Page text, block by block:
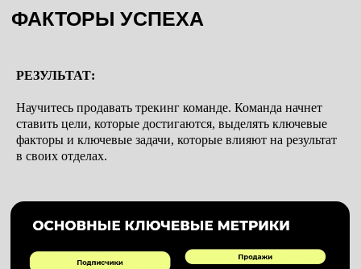
РЕЗУЛЬТАТ:
Научитесь продавать трекинг команде. Команда начнет
ставить цели, которые достигаются, выделять ключевые
факторы и ключевые задачи, которые влияют на результат
в своих отделах.